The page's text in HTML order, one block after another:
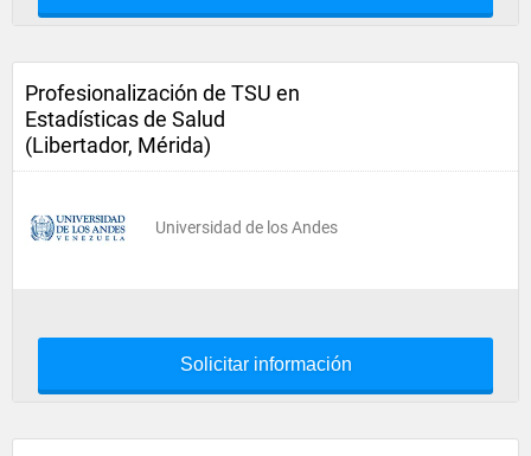
Profesionalización de TSU en
Estadísticas de Salud
(Libertador, Mérida)
Universidad de los Andes
Solicitar información